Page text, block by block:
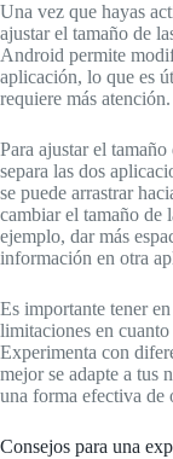
Una vez que hayas
ajustar el tamaño de
Android permite
aplicación, lo que es
requiere más atención.
Para ajustar el
separa las dos
se puede arrastrar
cambiar el tamaño de
ejemplo, dar más
información en otra
Es importante tener
limitaciones en
Experimenta con
mejor se adapte a tus
una forma efectiva de
Consejos para una